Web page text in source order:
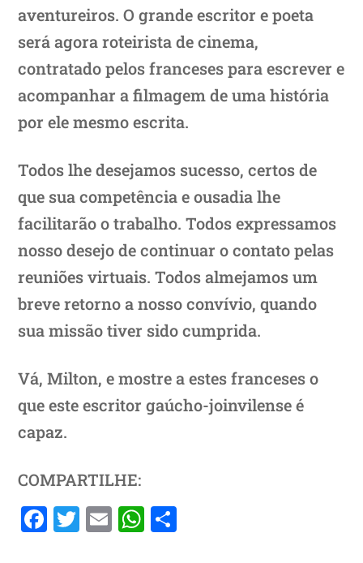
aventureiros. O grande escritor e poeta
será agora roteirista de cinema,
contratado pelos franceses para escrever e
acompanhar a filmagem de uma história
por ele mesmo escrita.
Todos lhe desejamos sucesso, certos de
que sua competência e ousadia lhe
facilitarão o trabalho. Todos expressamos
nosso desejo de continuar o contato pelas
reuniões virtuais. Todos almejamos um
breve retorno a nosso convívio, quando
sua missão tiver sido cumprida.
Vá, Milton, e mostre a estes franceses o
que este escritor gaúcho-joinvilense é
capaz.
COMPARTILHE:
F T E W